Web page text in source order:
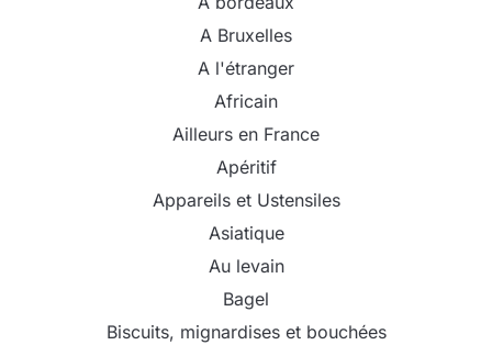
A Bruxelles
A l'étranger
Africain
Ailleurs en France
Apéritif
Appareils et Ustensiles
Asiatique
Au levain
Bagel
Biscuits, mignardises et bouchées